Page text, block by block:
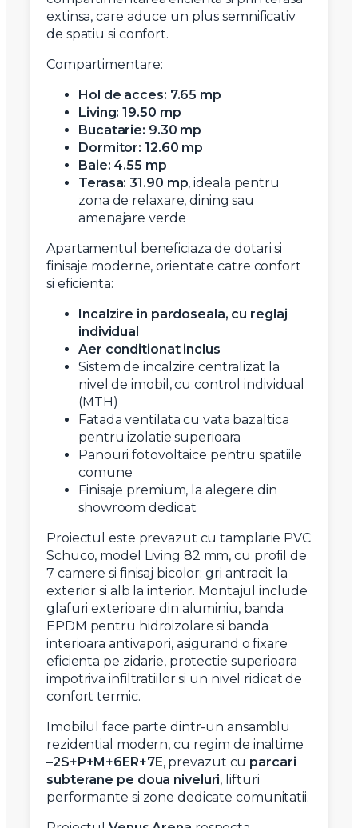
extinsa, care aduce un plus semnificativ
de spatiu si confort.
Compartimentare:
Hol de acces: 7.65 mp
Living: 19.50 mp
Bucatarie: 9.30 mp
Dormitor: 12.60 mp
Baie: 4.55 mp
Terasa: 31.90 mp, ideala pentru
zona de relaxare, dining sau
amenajare verde
Apartamentul beneficiaza de dotari si
finisaje moderne, orientate catre confort
si eficienta:
Incalzire in pardoseala, cu reglaj
individual
Aer conditionat inclus
Sistem de incalzire centralizat la
nivel de imobil, cu control individual
(MTH)
Fatada ventilata cu vata bazaltica
pentru izolatie superioara
Panouri fotovoltaice pentru spatiile
comune
Finisaje premium, la alegere din
showroom dedicat
Proiectul este prevazut cu tamplarie PVC
Schuco, model Living 82 mm, cu profil de
7 camere si finisaj bicolor: gri antracit la
exterior si alb la interior. Montajul include
glafuri exterioare din aluminiu, banda
EPDM pentru hidroizolare si banda
interioara antivapori, asigurand o fixare
eficienta pe zidarie, protectie superioara
impotriva infiltratiilor si un nivel ridicat de
confort termic.
Imobilul face parte dintr-un ansamblu
rezidential modern, cu regim de inaltime
–2S+P+M+6ER+7E, prevazut cu parcari
subterane pe doua niveluri, lifturi
performante si zone dedicate comunitatii.